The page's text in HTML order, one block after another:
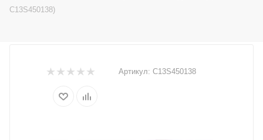
C13S450138)
Артикул: C13S450138